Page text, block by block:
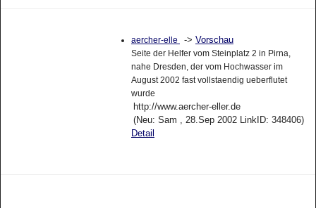
aercher-elle -> Vorschau
Seite der Helfer vom Steinplatz 2 in Pirna,
nahe Dresden, der vom Hochwasser im
August 2002 fast vollstaendig ueberflutet
wurde
http://www.aercher-eller.de
(Neu: Sam , 28.Sep 2002 LinkID: 348406)
Detail